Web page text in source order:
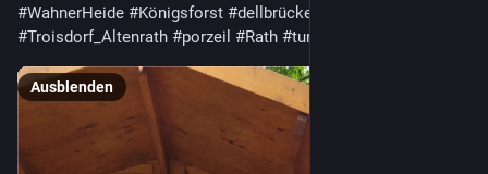
#WahnerHeide #Königsforst #dellbrückerheide
#Troisdorf_Altenrath #porzeil #Rath #turmhof
Ausblenden